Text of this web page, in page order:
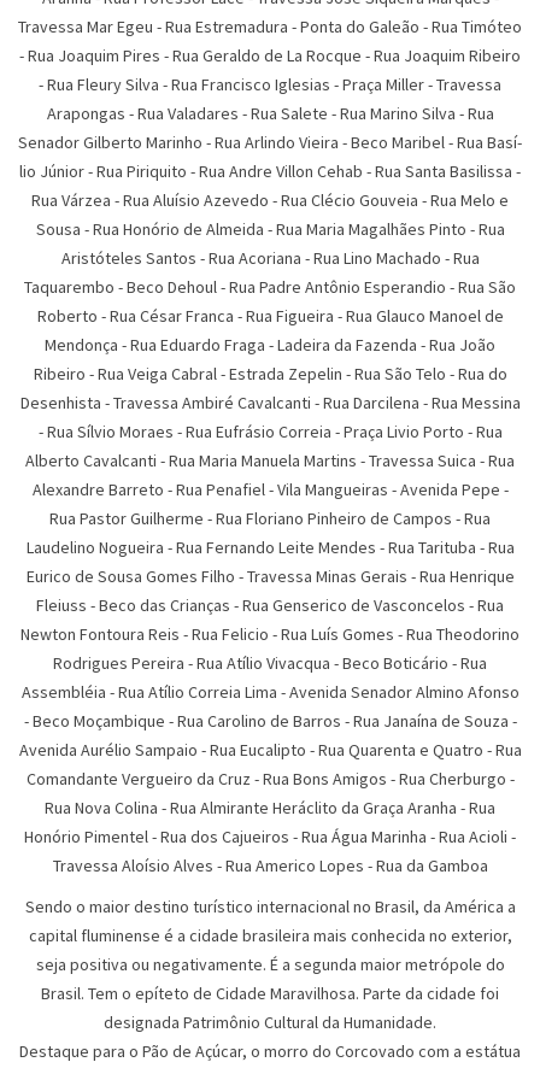
Travessa Mar Egeu -Rua Estremadura -Ponta do Galeão -Rua Timóteo
-Rua Joaquim Pires -Rua Geraldo de La Rocque -Rua Joaquim Ribeiro
-Rua Fleury Silva -Rua Francisco Iglesias -Praça Miller-Travessa
Arapongas -Rua Valadares -Rua Salete -Rua Marino Silva -Rua
Senador Gilberto Marinho -Rua Arlindo Vieira -Beco Maribel-Rua Basí­
lio Júnior-Rua Piriquito -Rua Andre Villon Cehab -Rua Santa Basilissa -
Rua Várzea -Rua Aluí­sio Azevedo -Rua Clécio Gouveia -Rua Melo e
Sousa -Rua Honório de Almeida -Rua Maria Magalhães Pinto -Rua
Aristóteles Santos -Rua Acoriana -Rua Lino Machado -Rua
Taquarembo -Beco Dehoul-Rua Padre Antônio Esperandio -Rua São
Roberto -Rua César Franca -Rua Figueira -Rua Glauco Manoel de
Mendonça -Rua Eduardo Fraga -Ladeira da Fazenda -Rua João
Ribeiro -Rua Veiga Cabral-Estrada Zepelin -Rua São Telo -Rua do
Desenhista -Travessa Ambiré Cavalcanti -Rua Darcilena -Rua Messina
-Rua Sí­lvio Moraes -Rua Eufrásio Correia -Praça Livio Porto -Rua
Alberto Cavalcanti -Rua Maria Manuela Martins -Travessa Suica -Rua
Alexandre Barreto -Rua Penafiel-Vila Mangueiras -Avenida Pepe -
Rua Pastor Guilherme -Rua Floriano Pinheiro de Campos -Rua
Laudelino Nogueira -Rua Fernando Leite Mendes -Rua Tarituba -Rua
Eurico de Sousa Gomes Filho -Travessa Minas Gerais -Rua Henrique
Fleiuss -Beco das Crianças -Rua Genserico de Vasconcelos -Rua
Newton Fontoura Reis -Rua Felicio -Rua Luís Gomes -Rua Theodorino
Rodrigues Pereira -Rua Atí­lio Vivacqua -Beco Boticário -Rua
Assembléia -Rua Atílio Correia Lima -Avenida Senador Almino Afonso
-Beco Moçambique -Rua Carolino de Barros -Rua Janaína de Souza -
Avenida Aurélio Sampaio -Rua Eucalipto -Rua Quarenta e Quatro -Rua
Comandante Vergueiro da Cruz -Rua Bons Amigos -Rua Cherburgo -
Rua Nova Colina -Rua Almirante Heráclito da Graça Aranha -Rua
Honório Pimentel-Rua dos Cajueiros -Rua Água Marinha -Rua Acioli -
Travessa Aloísio Alves -Rua Americo Lopes -Rua da Gamboa
Sendo o maior destino turístico internacional no Brasil, da América a
capital fluminense é a cidade brasileira mais conhecida no exterior,
seja positiva ou negativamente. É a segunda maior metrópole do
Brasil. Tem o epíteto de Cidade Maravilhosa. Parte da cidade foi
designada Patrimônio Cultural da Humanidade.
Destaque para o Pão de Açúcar, o morro do Corcovado com a estátua